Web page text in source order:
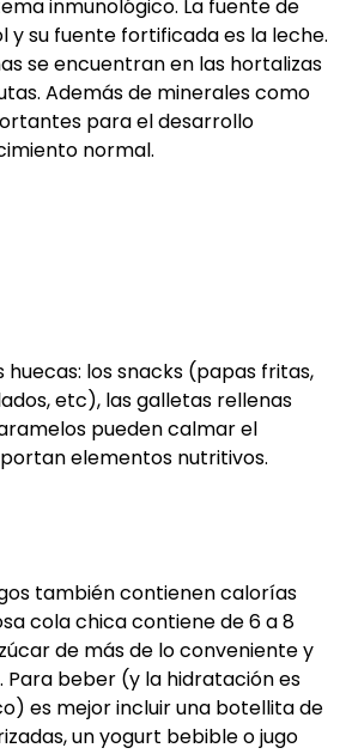
inmunológico. La fuente de
y su fuente fortificada es la leche.
se encuentran en las hortalizas
Además de minerales como
para el desarrollo
normal.
los snacks (papas fritas,
etc), las galletas rellenas
pueden calmar el
elementos nutritivos.
también contienen calorías
cola chica contiene de 6 a 8
de más de lo conveniente y
Para beber (y la hidratación es
es mejor incluir una botellita de
un yogurt bebible o jugo